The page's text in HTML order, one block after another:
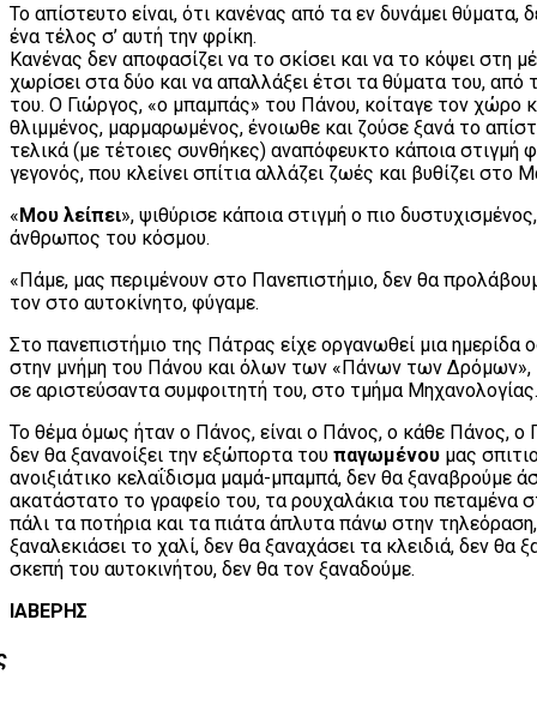
Το απίστευτο είναι, ότι κανένας από τα εν δυνάμει
ένα τέλος σ’ αυτή την φρίκη.
Κανένας δεν αποφασίζει να το σκίσει και να το κόψει στη
χωρίσει στα δύο και να απαλλάξει έτσι τα θύματα του, από
του. Ο Γιώργος, «ο μπαμπάς» του Πάνου, κοίταγε τον χώρο
θλιμμένος, μαρμαρωμένος, ένοιωθε και ζούσε ξανά το
τελικά (με τέτοιες συνθήκες) αναπόφευκτο κάποια στιγμή
γεγονός, που κλείνει σπίτια αλλάζει ζωές και βυθίζει στο
«Μου λείπει», ψιθύρισε κάποια στιγμή ο πιο
άνθρωπος του κόσμου.
«Πάμε, μας περιμένουν στο Πανεπιστήμιο, δεν θα
τον στο αυτοκίνητο, φύγαμε.
Στο πανεπιστήμιο της Πάτρας είχε οργανωθεί μια ημερίδα
στην μνήμη του Πάνου και όλων των «Πάνων των Δρόμων»,
σε αριστεύσαντα συμφοιτητή του, στο τμήμα Μηχανολογίας.
Το θέμα όμως ήταν ο Πάνος, είναι ο Πάνος, ο κάθε Πάνος, ο
δεν θα ξανανοίξει την εξώπορτα του παγωμένου μας
ανοιξιάτικο κελαΐδισμα μαμά-μπαμπά, δεν θα ξαναβρούμε
ακατάστατο το γραφείο του, τα ρουχαλάκια του πεταμένα
πάλι τα ποτήρια και τα πιάτα άπλυτα πάνω στην
ξαναλεκιάσει το χαλί, δεν θα ξαναχάσει τα κλειδιά, δεν θα
σκεπή του αυτοκινήτου, δεν θα τον ξαναδούμε.
ΙΑΒΕΡΗΣ